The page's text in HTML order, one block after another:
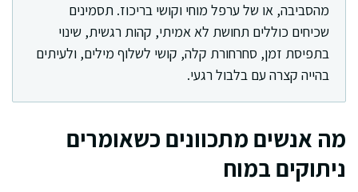
מהסביבה, או של ערפל מוחי וקושי בריכוז. תסמינים
שכיחים כוללים תחושת לא אמיתי, קהות רגשית, שינוי
בתפיסת זמן, סחרחורת קלה, קושי לשלוף מילים, ולעיתים
בהייה קצרה עם בלבול רגעי.
מה אנשים מתכוונים כשאומרים
ניתוקים במוח